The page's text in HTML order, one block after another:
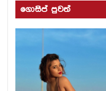
ගොසිප් පුවත්